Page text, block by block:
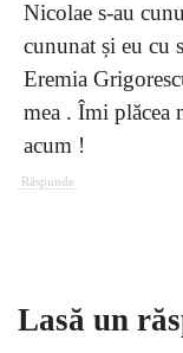
Nicolae s-au
cununat și eu cu
Eremia
mea . Îmi plăcea
acum !
Răspunde
Lasă un